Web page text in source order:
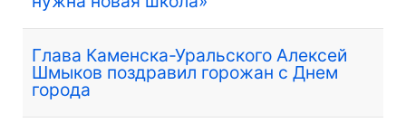
Глава Каменска-Уральского Алексей
Шмыков поздравил горожан с Днем
города